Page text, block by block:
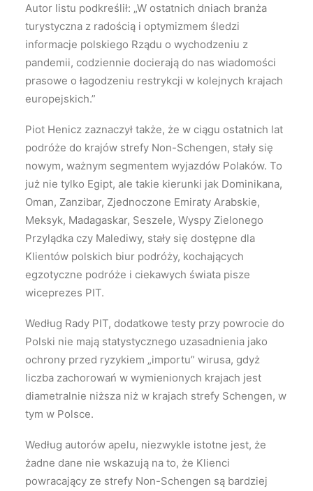
Autor listu podkreślił: „W ostatnich dniach branża
turystyczna z radością i optymizmem śledzi
informacje polskiego Rządu o wychodzeniu z
pandemii, codziennie docierają do nas wiadomości
prasowe o łagodzeniu restrykcji w kolejnych krajach
europejskich.”
Piot Henicz zaznaczył także, że w ciągu ostatnich lat
podróże do krajów strefy Non-Schengen, stały się
nowym, ważnym segmentem wyjazdów Polaków. To
już nie tylko Egipt, ale takie kierunki jak Dominikana,
Oman, Zanzibar, Zjednoczone Emiraty Arabskie,
Meksyk, Madagaskar, Seszele, Wyspy Zielonego
Przylądka czy Malediwy, stały się dostępne dla
Klientów polskich biur podróży, kochających
egzotyczne podróże i ciekawych świata pisze
wiceprezes PIT.
Według Rady PIT, dodatkowe testy przy powrocie do
Polski nie mają statystycznego uzasadnienia jako
ochrony przed ryzykiem „importu” wirusa, gdyż
liczba zachorowań w wymienionych krajach jest
diametralnie niższa niż w krajach strefy Schengen, w
tym w Polsce.
Według autorów apelu, niezwykle istotne jest, że
żadne dane nie wskazują na to, że Klienci
powracający ze strefy Non-Schengen są bardziej